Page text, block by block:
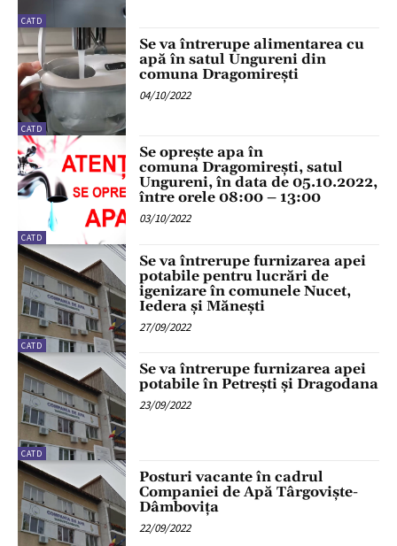
CATD
CATD
Se va întrerupe alimentarea cu
apă în satul Ungureni din
comuna Dragomirești
04/10/2022
CATD
Se oprește apa în
comuna Dragomirești, satul
Ungureni, în data de 05.10.2022,
între orele 08:00 – 13:00
03/10/2022
CATD
Se va întrerupe furnizarea apei
potabile pentru lucrări de
igenizare în comunele Nucet,
Iedera și Mănești
27/09/2022
CATD
Se va întrerupe furnizarea apei
potabile în Petrești și Dragodana
23/09/2022
Posturi vacante în cadrul
Companiei de Apă Târgoviște-
Dâmbovița
22/09/2022